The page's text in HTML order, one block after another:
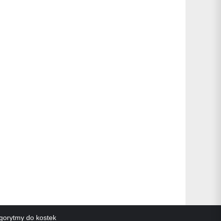
do kostek